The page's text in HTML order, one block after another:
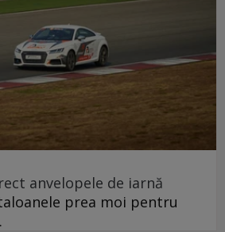
anvelopele de iarnă
prea moi pentru